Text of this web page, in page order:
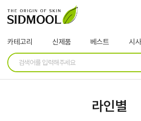
카테고리 신제품 베스트 시
라인별